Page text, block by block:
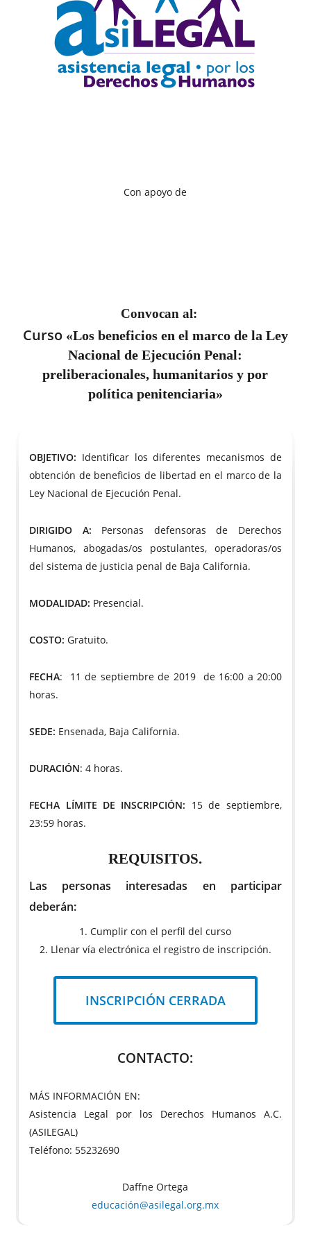
Con apoyo de
Convocan al:
Curso«Los beneficios en el marco de la Ley
Nacional de Ejecución Penal:
preliberacionales, humanitarios y por
política penitenciaria»
OBJETIVO: Identificar los diferentes mecanismos de
obtención de beneficios de libertad en el marco de la
Ley Nacional de Ejecución Penal.
DIRIGIDO A: Personas defensoras de Derechos
Humanos, abogadas/os postulantes, operadoras/os
del sistema de justicia penal de Baja California.
MODALIDAD: Presencial.
COSTO: Gratuito.
FECHA:
11 de septiembre de 2019 de 16:00 a 20:00
horas.
SEDE: Ensenada, Baja California.
DURACIÓN: 4 horas.
FECHA LÍMITE DE INSCRIPCIÓN: 15 de septiembre,
23:59 horas.
REQUISITOS.
Las personas interesadas en participar
deberán:
1. Cumplir con el perfil del curso
2. Llenar vía electrónica el registro de inscripción.
INSCRIPCIÓN CERRADA
CONTACTO:
MÁS INFORMACIÓN EN:
Asistencia Legal por los Derechos Humanos A.C.
(ASILEGAL)
Teléfono: 55232690
Daffne Ortega
educación@asilegal.org.mx